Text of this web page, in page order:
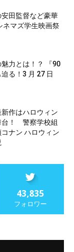
安田監督など豪華
ネマズ学生映画祭
力とは！？ 『90
る！3 月 27 日
作はハロウィン
台！ 警察学校組
ナン ハロウィン
43,835
フォロワー